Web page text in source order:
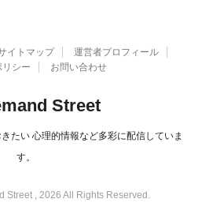
イトマップ
運営者プロフィール
シー
お問い合わせ
Street
たい 心理的情報など多彩に配信していま
す。
Street , 2026 All Rights Reserved.